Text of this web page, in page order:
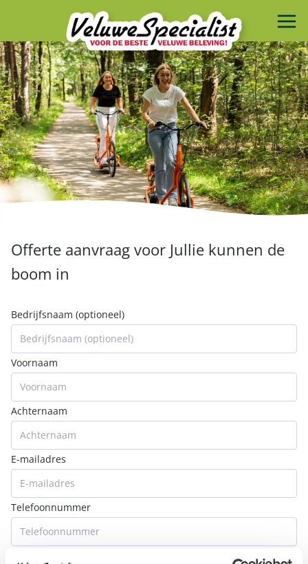
Offerte aanvraag voor Jullie kunnen de
boom in
Bedrijfsnaam (optioneel)
Voornaam
Achternaam
E-mailadres
Telefoonnummer